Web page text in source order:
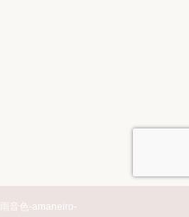
雨音色-amaneiro-